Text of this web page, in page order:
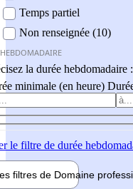
Temps partiel
Non renseignée (10)
la durée hebdomadaire :
minimale (en heure)
le filtre de durée
filtres de Domaine pro